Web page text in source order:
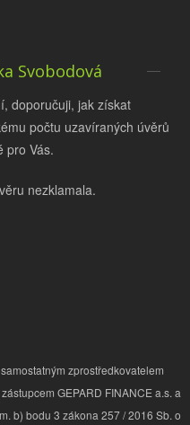
Svobodová
doporučuji, jak získat
počtu uzavíraných úvěrů
pro Vás.
nezklamala.
zprostředkovatelem
GEPARD FINANCE a.s. a
b) bodu 3 zákona 257 / 2016 Sb. o